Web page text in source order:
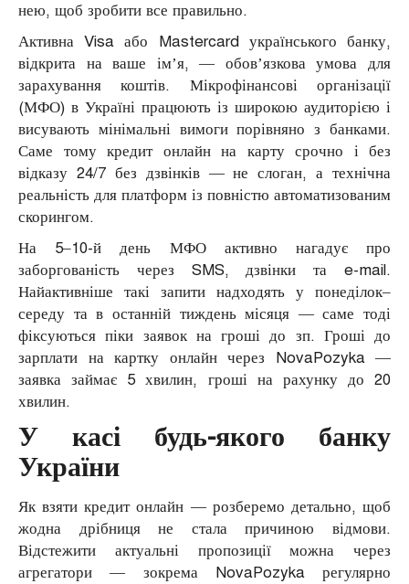
нею, щоб зробити все правильно.
Активна Visa або Mastercard українського банку,
відкрита на ваше ім’я, — обов’язкова умова для
зарахування коштів. Мікрофінансові організації
(МФО) в Україні працюють із широкою аудиторією і
висувають мінімальні вимоги порівняно з банками.
Саме тому кредит онлайн на карту срочно і без
відказу 24/7 без дзвінків — не слоган, а технічна
реальність для платформ із повністю автоматизованим
скорингом.
На 5–10-й день МФО активно нагадує про
заборгованість через SMS, дзвінки та e-mail.
Найактивніше такі запити надходять у понеділок–
середу та в останній тиждень місяця — саме тоді
фіксуються піки заявок на гроші до зп. Гроші до
зарплати на картку онлайн через NovaPozyka —
заявка займає 5 хвилин, гроші на рахунку до 20
хвилин.
У касі будь-якого банку
України
Як взяти кредит онлайн — розберемо детально, щоб
жодна дрібниця не стала причиною відмови.
Відстежити актуальні пропозиції можна через
агрегатори — зокрема NovaPozyka регулярно